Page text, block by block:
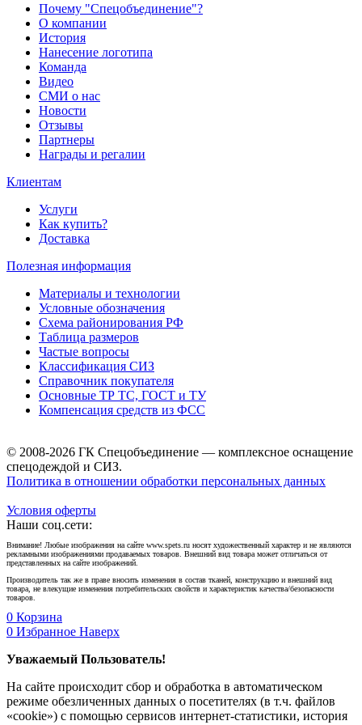
Почему "Спецобъединение"?
О компании
История
Нанесение логотипа
Команда
Видео
СМИ о нас
Новости
Отзывы
Партнеры
Награды и регалии
Клиентам
Услуги
Как купить?
Доставка
Полезная информация
Материалы и технологии
Условные обозначения
Схема районирования РФ
Таблица размеров
Частые вопросы
Классификация СИЗ
Справочник покупателя
Основные ТР ТС, ГОСТ и ТУ
Компенсация средств из ФСС
© 2008-2026 ГК Спецобъединение — комплексное оснащение
спецодеждой и СИЗ.
Политика в отношении обработки персональных данных
Условия оферты
Наши соц.сети:
Внимание! Любые изображения на сайте www.spets.ru носят художественный характер и не являются
рекламными изображениями продаваемых товаров. Внешний вид товара может отличаться от
представленных на сайте изображений.
Производитель так же в праве вносить изменения в состав тканей, конструкцию и внешний вид
товара, не влекущие изменения потребительских свойств и характеристик качества/безопасности
товаров.
0 Корзина
0 Избранное Наверх
Уважаемый Пользователь!
На сайте происходит сбор и обработка в автоматическом
режиме обезличенных данных о посетителях (в т.ч. файлов
«cookie») с помощью сервисов интернет-статистики, история